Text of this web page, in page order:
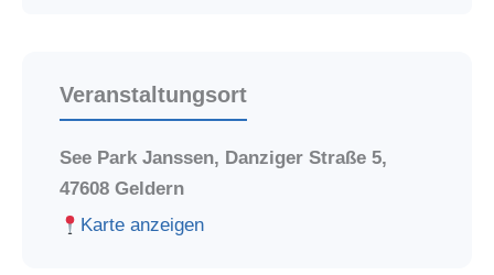
Veranstaltungsort
See Park Janssen, Danziger Straße 5,
47608 Geldern
Karte anzeigen